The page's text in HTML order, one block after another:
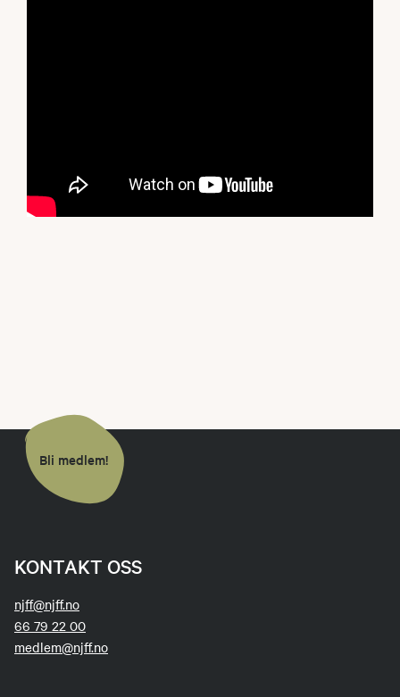
Bli medlem!
KONTAKT OSS
njff@njff.no
66 79 22 00
medlem@njff.no